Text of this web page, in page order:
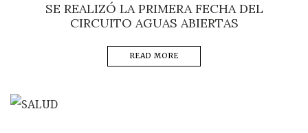
SE REALIZÓ LA PRIMERA FECHA DEL
CIRCUITO AGUAS ABIERTAS
READ MORE